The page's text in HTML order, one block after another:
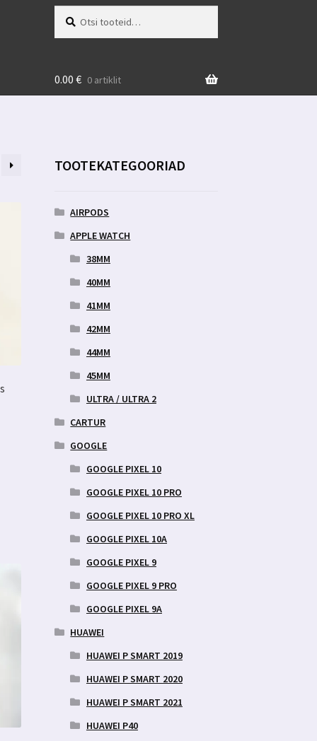
0.00 € 0 artiklit
TOOTEKATEGOORIAD
AIRPODS
APPLE WATCH
38MM
40MM
41MM
42MM
44MM
45MM
ULTRA / ULTRA 2
CARTUR
GOOGLE
GOOGLE PIXEL 10
GOOGLE PIXEL 10 PRO
GOOGLE PIXEL 10 PRO XL
GOOGLE PIXEL 10A
GOOGLE PIXEL 9
GOOGLE PIXEL 9 PRO
GOOGLE PIXEL 9A
HUAWEI
HUAWEI P SMART 2019
HUAWEI P SMART 2020
HUAWEI P SMART 2021
HUAWEI P40